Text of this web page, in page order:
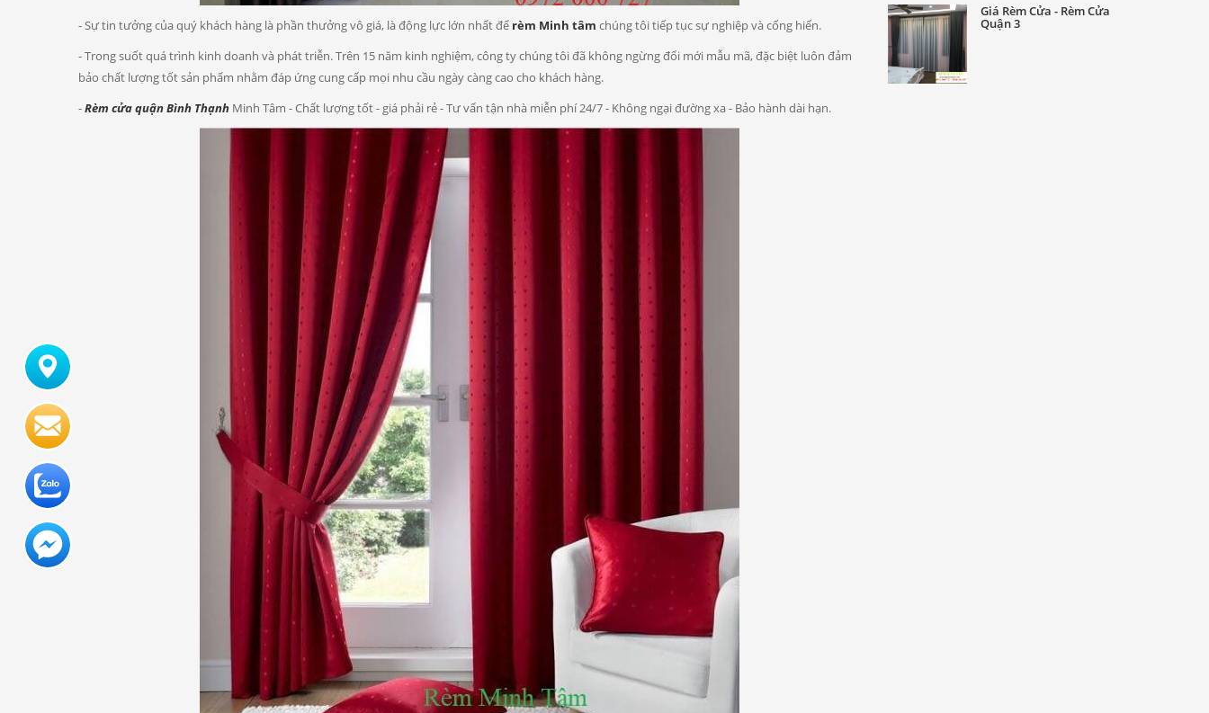
- Sự tin tưởng của quý khách hàng là phần thưởng vô giá, là động lực lớn nhất để rèm Minh tâm chúng tôi tiếp tục sự nghiệp và cống hiến.
- Trong suốt quá trình kinh doanh và phát triễn. Trên 15 năm kinh nghiệm, công ty chúng tôi đã không ngừng đổi mới mẫu mã, đặc biệt luôn đảm
bảo chất lượng tốt sản phẩm nhằm đáp ứng cung cấp mọi nhu cầu ngày càng cao cho khách hàng.
-Rèm cửa quận Bình Thạnh Minh Tâm - Chất lượng tốt - giá phải rẻ - Tư vấn tận nhà miễn phí 24/7 - Không ngại đường xa - Bảo hành dài hạn.
Giá Rèm Cửa - Rèm Cửa
Quận 3